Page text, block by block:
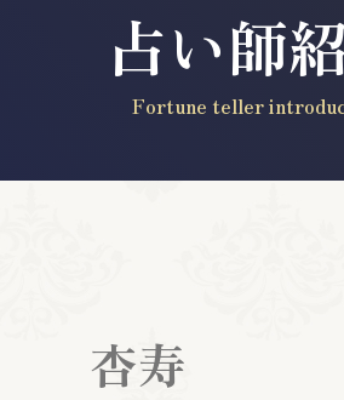
占い師
Fortune teller
杏寿